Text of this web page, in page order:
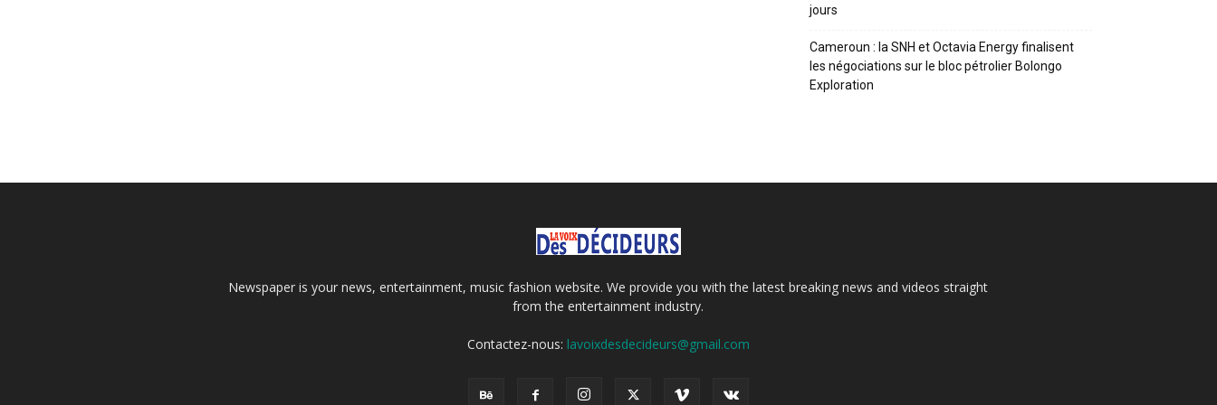
jours
Cameroun : la SNH et Octavia Energy finalisent
les négociations sur le bloc pétrolier Bolongo
Exploration
Newspaper is your news, entertainment, music fashion website. We provide you with the latest breaking news and videos straight
from the entertainment industry.
Contactez-nous: lavoixdesdecideurs@gmail.com